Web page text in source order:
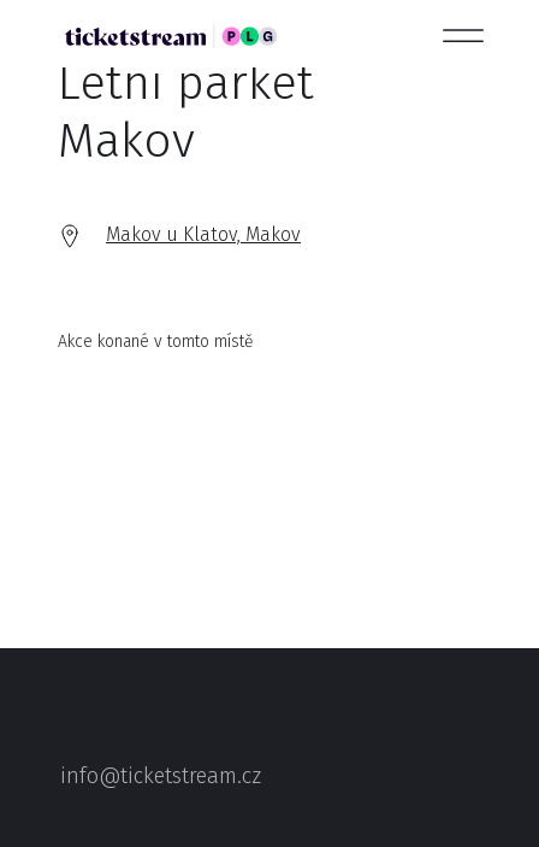
Letní parket
Makov
Makov u Klatov, Makov
Akce konané v tomto místě
info@ticketstream.cz